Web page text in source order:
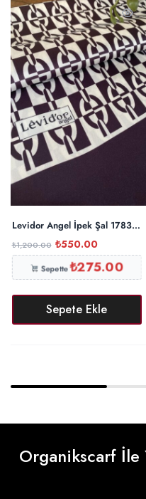
Levidor Angel İpek Şal 17834
₺1,200.00 ₺550.00
Sepette₺275.00
Sepete Ekle
Organikscarf İle